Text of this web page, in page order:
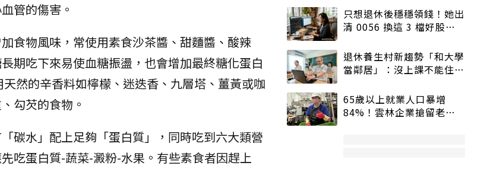
管的傷害。
食物風味，常使用素食沙茶醬、甜麵醬、酸辣
期吃下來易使血糖振盪，也會增加最終糖化蛋白
然的辛香料如檸檬、迷迭香、九層塔、薑黃或咖
勾芡的食物。
碳水」配上足夠「蛋白質」，同時吃到六大類營
吃蛋白質-蔬菜-澱粉-水果。有些素食者因趕上
只想退休後穩穩領錢！她出
清 0056 換這 3 檔好股：
退休養生村新趨勢「和大學
當鄰居」：沒上課不能住、
65歲以上就業人口暴增
84%！雲林企業搶留老員